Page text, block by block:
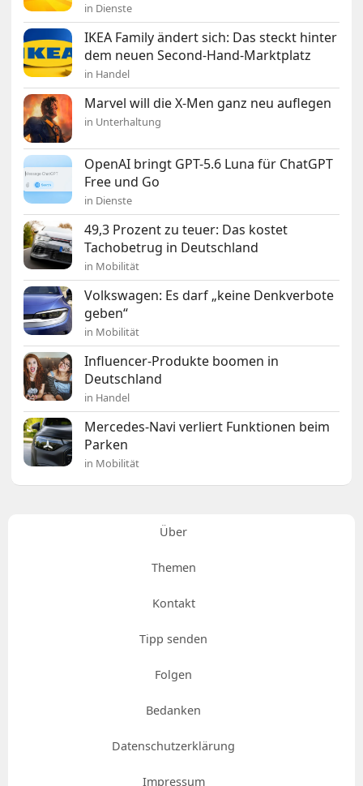
in Dienste
IKEA Family ändert sich: Das steckt hinter
dem neuen Second-Hand-Marktplatz
in Handel
Marvel will die X-Men ganz neu auflegen
in Unterhaltung
OpenAI bringt GPT-5.6 Luna für ChatGPT
Free und Go
in Dienste
49,3 Prozent zu teuer: Das kostet
Tachobetrug in Deutschland
in Mobilität
Volkswagen: Es darf „keine Denkverbote
geben“
in Mobilität
Influencer-Produkte boomen in
Deutschland
in Handel
Mercedes-Navi verliert Funktionen beim
Parken
in Mobilität
Über
Themen
Kontakt
Tipp senden
Folgen
Bedanken
Datenschutzerklärung
Impressum